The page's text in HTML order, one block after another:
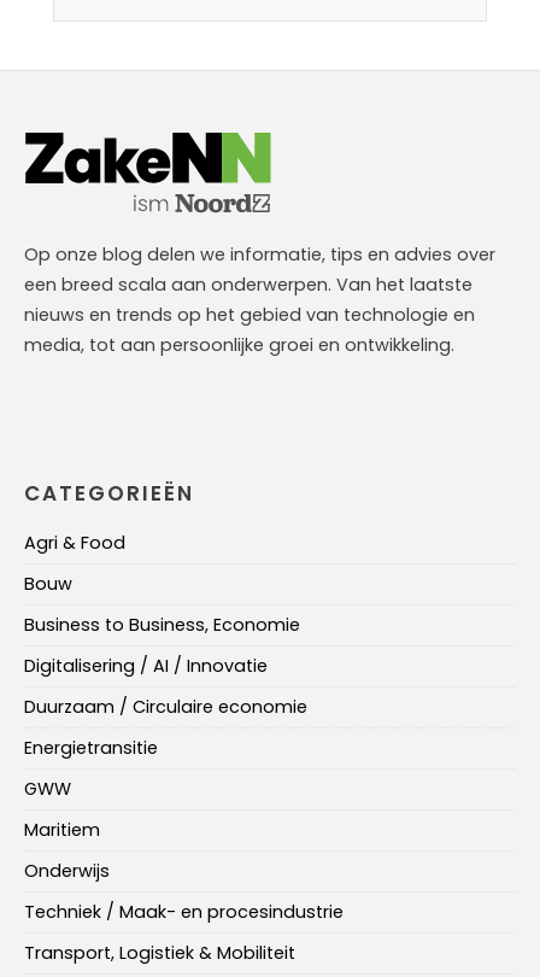
Op onze blog delen we informatie, tips en advies over
een breed scala aan onderwerpen. Van het laatste
nieuws en trends op het gebied van technologie en
media, tot aan persoonlijke groei en ontwikkeling.
CATEGORIEËN
Agri & Food
Bouw
Business to Business, Economie
Digitalisering / AI / Innovatie
Duurzaam / Circulaire economie
Energietransitie
GWW
Maritiem
Onderwijs
Techniek / Maak- en procesindustrie
Transport, Logistiek & Mobiliteit